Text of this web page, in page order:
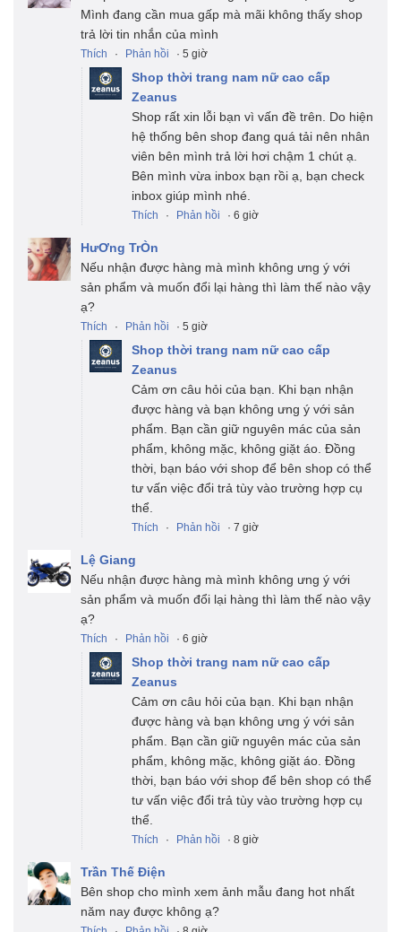
Mình đang cần mua gấp mà mãi không thấy shop
trả lời tin nhắn của mình
Thích · Phản hồi · 5 giờ
Shop thời trang nam nữ cao cấp
Zeanus
Shop rất xin lỗi bạn vì vấn đề trên. Do hiện
hệ thống bên shop đang quá tải nên nhân
viên bên mình trả lời hơi chậm 1 chút ạ.
Bên mình vừa inbox bạn rồi ạ, bạn check
inbox giúp mình nhé.
Thích · Phản hồi · 6 giờ
HưƠng TrÒn
Nếu nhận được hàng mà mình không ưng ý với
sản phẩm và muốn đổi lại hàng thì làm thế nào vậy
ạ?
Thích · Phản hồi · 5 giờ
Shop thời trang nam nữ cao cấp
Zeanus
Cảm ơn câu hỏi của bạn. Khi bạn nhận
được hàng và bạn không ưng ý với sản
phẩm. Bạn cần giữ nguyên mác của sản
phẩm, không mặc, không giặt áo. Đồng
thời, bạn báo với shop để bên shop có thể
tư vấn việc đổi trả tùy vào trường hợp cụ
thể.
Thích · Phản hồi · 7 giờ
Lệ Giang
Nếu nhận được hàng mà mình không ưng ý với
sản phẩm và muốn đổi lại hàng thì làm thế nào vậy
ạ?
Thích · Phản hồi · 6 giờ
Shop thời trang nam nữ cao cấp
Zeanus
Cảm ơn câu hỏi của bạn. Khi bạn nhận
được hàng và bạn không ưng ý với sản
phẩm. Bạn cần giữ nguyên mác của sản
phẩm, không mặc, không giặt áo. Đồng
thời, bạn báo với shop để bên shop có thể
tư vấn việc đổi trả tùy vào trường hợp cụ
thể.
Thích · Phản hồi · 8 giờ
Trần Thế Điện
Bên shop cho mình xem ảnh mẫu đang hot nhất
năm nay được không ạ?